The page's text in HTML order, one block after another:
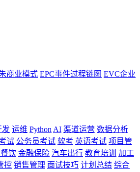
商业模式 EPC事件过程链图 EVC企业
发 运维 Python AI 渠道运营 数据分析
试 公务员考试 软考 英语考试 项目管
饮 金融保险 汽车出行 教育培训
加工
控 销售管理 面试技巧 计划总结 综合